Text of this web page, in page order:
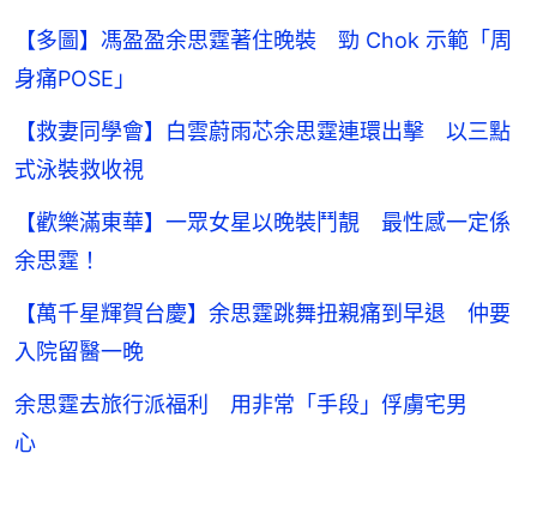
【多圖】馮盈盈余思霆著住晚裝 勁 Chok 示範「周
身痛POSE」
【救妻同學會】白雲蔚雨芯余思霆連環出擊 以三點
式泳裝救收視
【歡樂滿東華】一眾女星以晚裝鬥靚 最性感一定係
余思霆！
【萬千星輝賀台慶】余思霆跳舞扭親痛到早退 仲要
入院留醫一晚
余思霆去旅行派福利 用非常「手段」俘虜宅男
心